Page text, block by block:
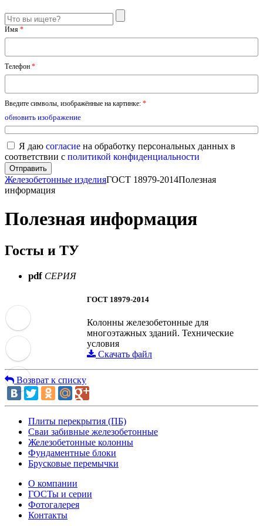
Имя *
Телефон *
Введите символы, изображённые на картинке: *
обновить изображение
Я даю согласие на обработку персональных данных в
соответствии с политикой конфиденциальности
Железобетонные изделияГОСТ 18979-2014Полезная
информация
Полезная информация
Госты и ТУ
pdf СЕРИЯ
ГОСТ 18979-2014
Колонны железобетонные для
многоэтажных зданий. Технические
условия
Скачать файл
Возврат к списку
Плиты перекрытия (ПБ)
Сваи забивные железобетонные
Железобетонные колонны
Фундаментные блоки
Брусковые перемычки
О компании
ГОСТы и серии
Фотогалерея
Контакты